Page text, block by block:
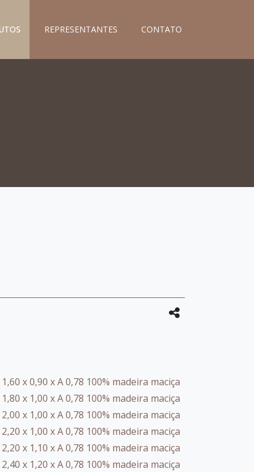
REPRESENTANTES CONTATO
x 0,90 x A 0,78 100% madeira maciça
x 1,00 x A 0,78 100% madeira maciça
x 1,00 x A 0,78 100% madeira maciça
x 1,00 x A 0,78 100% madeira maciça
x 1,10 x A 0,78 100% madeira maciça
x 1,20 x A 0,78 100% madeira maciça